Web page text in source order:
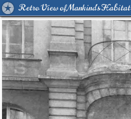
Retro View of Mankind's Habitat